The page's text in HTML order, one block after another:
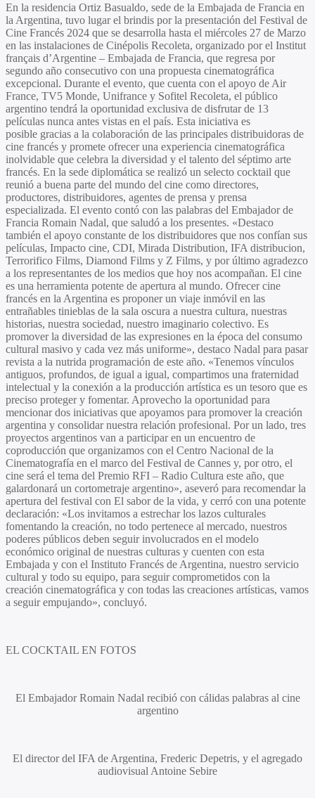
En la residencia Ortiz Basualdo, sede de la Embajada de Francia en
la Argentina, tuvo lugar el brindis por la presentación del Festival de
Cine Francés 2024 que se desarrolla hasta el miércoles 27 de Marzo
en las instalaciones de Cinépolis Recoleta, organizado por el Institut
français d’Argentine – Embajada de Francia, que regresa por
segundo año consecutivo con una propuesta cinematográfica
excepcional. Durante el evento, que cuenta con el apoyo de Air
France, TV5 Monde, Unifrance y Sofitel Recoleta, el público
argentino tendrá la oportunidad exclusiva de disfrutar de 13
películas nunca antes vistas en el país. Esta iniciativa es
posible gracias a la colaboración de las principales distribuidoras de
cine francés y promete ofrecer una experiencia cinematográfica
inolvidable que celebra la diversidad y el talento del séptimo arte
francés. En la sede diplomática se realizó un selecto cocktail que
reunió a buena parte del mundo del cine como directores,
productores, distribuidores, agentes de prensa y prensa
especializada. El evento contó con las palabras del Embajador de
Francia Romain Nadal, que saludó a los presentes. «Destaco
también el apoyo constante de los distribuidores que nos confían sus
películas, Impacto cine, CDI, Mirada Distribution, IFA distribucion,
Terrorifico Films, Diamond Films y Z Films, y por último agradezco
a los representantes de los medios que hoy nos acompañan. El cine
es una herramienta potente de apertura al mundo. Ofrecer cine
francés en la Argentina es proponer un viaje inmóvil en las
entrañables tinieblas de la sala oscura a nuestra cultura, nuestras
historias, nuestra sociedad, nuestro imaginario colectivo. Es
promover la diversidad de las expresiones en la época del consumo
cultural masivo y cada vez más uniforme», destaco Nadal para pasar
revista a la nutrida programación de este año. «Tenemos vínculos
antiguos, profundos, de igual a igual, compartimos una fraternidad
intelectual y la conexión a la producción artística es un tesoro que es
preciso proteger y fomentar. Aprovecho la oportunidad para
mencionar dos iniciativas que apoyamos para promover la creación
argentina y consolidar nuestra relación profesional. Por un lado, tres
proyectos argentinos van a participar en un encuentro de
coproducción que organizamos con el Centro Nacional de la
Cinematografía en el marco del Festival de Cannes y, por otro, el
cine será el tema del Premio RFI – Radio Cultura este año, que
galardonará un cortometraje argentino», aseveró para recomendar la
apertura del festival con El sabor de la vida, y cerró con una potente
declaración: «Los invitamos a estrechar los lazos culturales
fomentando la creación, no todo pertenece al mercado, nuestros
poderes públicos deben seguir involucrados en el modelo
económico original de nuestras culturas y cuenten con esta
Embajada y con el Instituto Francés de Argentina, nuestro servicio
cultural y todo su equipo, para seguir comprometidos con la
creación cinematográfica y con todas las creaciones artísticas, vamos
a seguir empujando», concluyó.
EL COCKTAIL EN FOTOS
El EmbajadorRomain Nadal recibió con cálidas palabras al cine
argentino
El director del IFA de Argentina, Frederic Depetris, y el agregado
audiovisual Antoine Sebire